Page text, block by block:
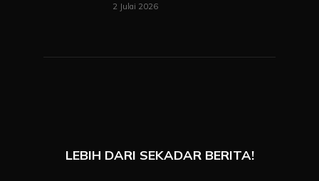
2 Julai 2026
LEBIH DARI SEKADAR BERITA!